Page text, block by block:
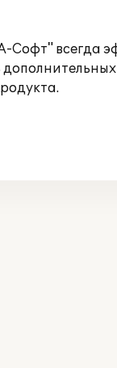
Софт" всегда